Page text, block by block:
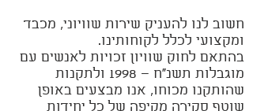
חשוב לנו להעניק שירות שוויוני, מכבד
ומקצועי לכלל לקוחותינו.
בהתאם לחוק שוויון זכויות לאנשים עם
מוגבלות תשנ"ח – 1998 ולתקנות
שהותקנו מכוחו, אנו מבצעים באופן
שוטף סקירה מקיפה של כל יחידות